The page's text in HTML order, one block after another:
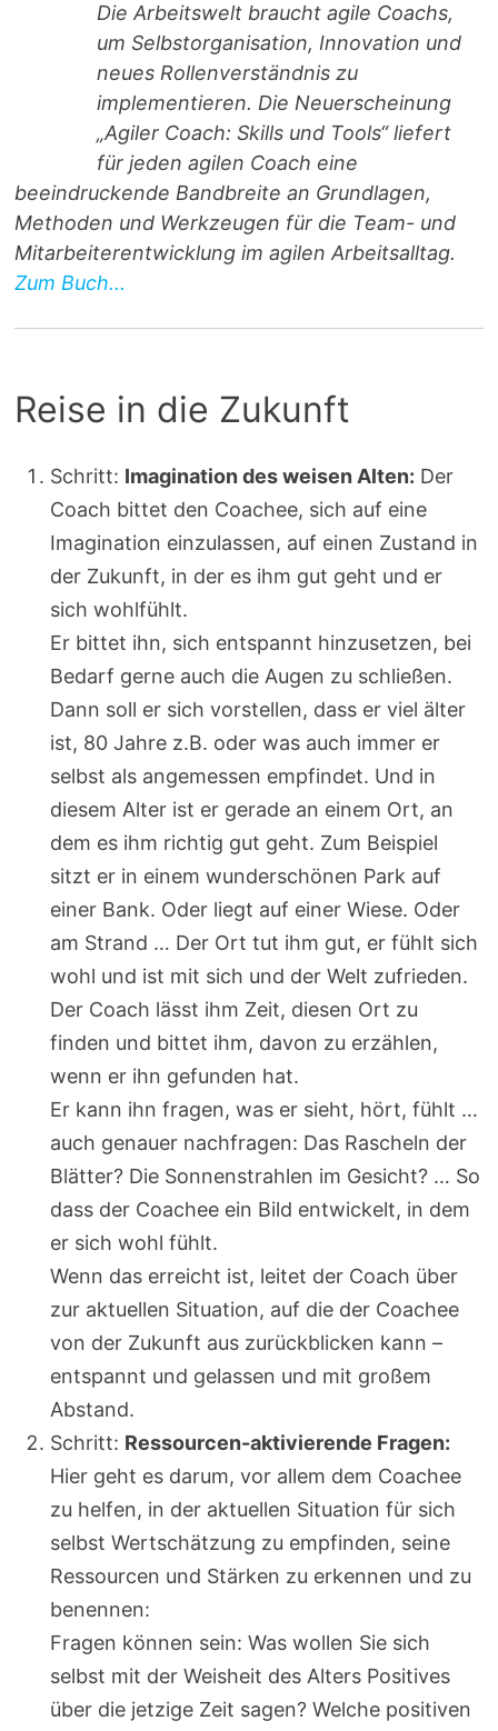
Die Arbeitswelt braucht agile Coachs,
um Selbstorganisation, Innovation und
neues Rollenverständnis zu
implementieren. Die Neuerscheinung
„Agiler Coach: Skills und Tools“ liefert
für jeden agilen Coach eine
beeindruckende Bandbreite an Grundlagen,
Methoden und Werkzeugen für die Team- und
Mitarbeiterentwicklung im agilen Arbeitsalltag.
Zum Buch...
Reise in die Zukunft
Schritt: Imagination des weisen Alten: Der
Coach bittet den Coachee, sich auf eine
Imagination einzulassen, auf einen Zustand in
der Zukunft, in der es ihm gut geht und er
sich wohlfühlt.
Er bittet ihn, sich entspannt hinzusetzen, bei
Bedarf gerne auch die Augen zu schließen.
Dann soll er sich vorstellen, dass er viel älter
ist, 80 Jahre z.B. oder was auch immer er
selbst als angemessen empfindet. Und in
diesem Alter ist er gerade an einem Ort, an
dem es ihm richtig gut geht. Zum Beispiel
sitzt er in einem wunderschönen Park auf
einer Bank. Oder liegt auf einer Wiese. Oder
am Strand … Der Ort tut ihm gut, er fühlt sich
wohl und ist mit sich und der Welt zufrieden.
Der Coach lässt ihm Zeit, diesen Ort zu
finden und bittet ihm, davon zu erzählen,
wenn er ihn gefunden hat.
Er kann ihn fragen, was er sieht, hört, fühlt …
auch genauer nachfragen: Das Rascheln der
Blätter? Die Sonnenstrahlen im Gesicht? … So
dass der Coachee ein Bild entwickelt, in dem
er sich wohl fühlt.
Wenn das erreicht ist, leitet der Coach über
zur aktuellen Situation, auf die der Coachee
von der Zukunft aus zurückblicken kann –
entspannt und gelassen und mit großem
Abstand.
Schritt: Ressourcen-aktivierende Fragen:
Hier geht es darum, vor allem dem Coachee
zu helfen, in der aktuellen Situation für sich
selbst Wertschätzung zu empfinden, seine
Ressourcen und Stärken zu erkennen und zu
benennen:
Fragen können sein: Was wollen Sie sich
selbst mit der Weisheit des Alters Positives
über die jetzige Zeit sagen? Welche positiven